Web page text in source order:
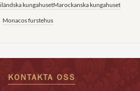
kungahusetMarockanska kungahuset
Monacos furstehus
KONTAKTA OSS